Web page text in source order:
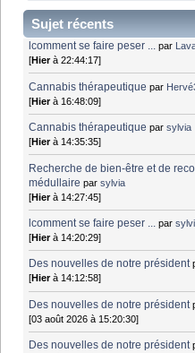
Sujet récents
lcomment se faire peser ... par
[Hierà 22:44:17]
Cannabis thérapeutique par
[Hierà 16:48:09]
Cannabis thérapeutique parsylvia
[Hierà 14:35:35]
Recherche de bien-être et de
médullaire parsylvia
[Hierà 14:27:45]
lcomment se faire peser ... par
[Hierà 14:20:29]
Des nouvelles de notre président
[Hierà 14:12:58]
Des nouvelles de notre président
[03 août 2026 à 15:20:30]
Des nouvelles de notre président